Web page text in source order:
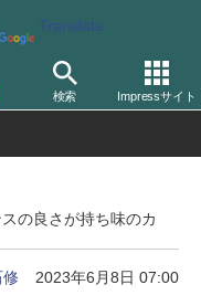
Translate
検索 Impressサイト
（コンパクト）カメラ ソ
の良さが持ち味のカ
修 2023年6月8日 07:00